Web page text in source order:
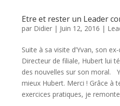
Etre et rester un Leader
par Didier| Juin 12, 2016 |
Suite à sa visite d’Yvan, son
Directeur de filiale, Hubert lui
des nouvelles sur son moral.
mieux Hubert. Merci ! Grâce à
exercices pratiques, je